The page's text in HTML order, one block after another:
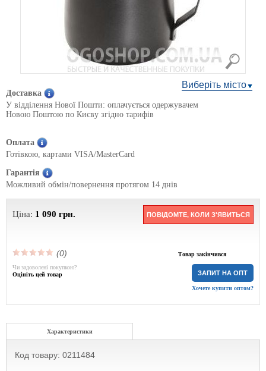
Виберіть місто
Доставка
У відділення Нової Пошти: оплачується одержувачем
Новою Поштою по Києву згідно тарифів
Оплата
Готівкою, картами VISA/MasterCard
Гарантія
Можливий обмін/повернення протягом 14 днів
Ціна: 1 090 грн. ПОВІДОМТЕ, КОЛИ З'ЯВИТЬСЯ
(0) Товар закінчився
ЗАПИТ НА ОПТ
Хочете купити оптом?
Чи задоволені покупкою?
Оцініть цей товар
Характеристики
Код товару: 0211484